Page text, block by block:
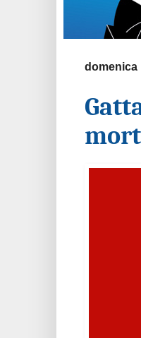
domenica